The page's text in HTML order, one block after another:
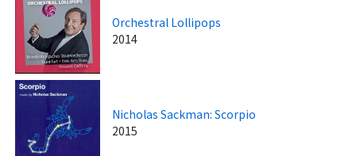
Orchestral Lollipops
2014
Nicholas Sackman: Scorpio
2015